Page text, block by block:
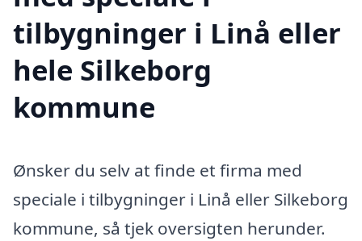
tilbygninger i Linå eller
hele Silkeborg
kommune
Ønsker du selv at finde et firma med
speciale i tilbygninger i Linå eller Silkeborg
kommune, så tjek oversigten herunder.